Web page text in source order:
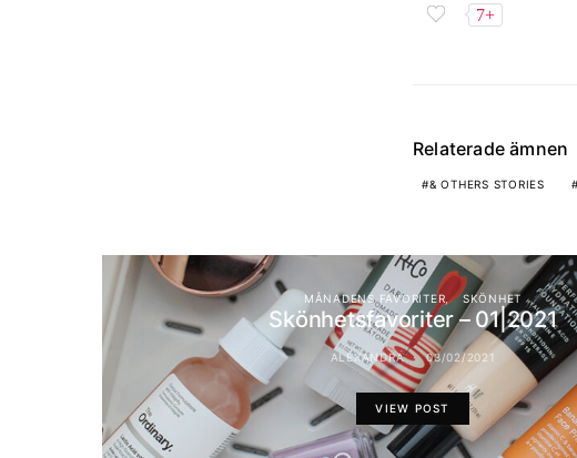
7+
Relaterade ämnen
& OTHERS STORIES
MÅNADENS FAVORITER SKÖNHET
Skönhetsfavoriter – 01|2021
ALEXANDRA 03/02/2021
VIEW POST